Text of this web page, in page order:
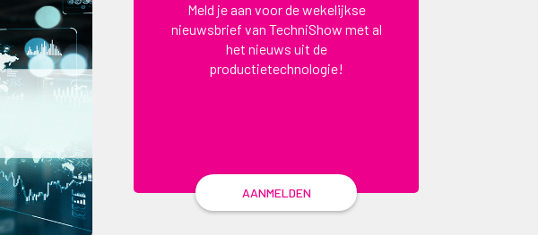
Meld je aan voor de wekelijkse
nieuwsbrief van TechniShow met al
het nieuws uit de
productietechnologie!
AANMELDEN